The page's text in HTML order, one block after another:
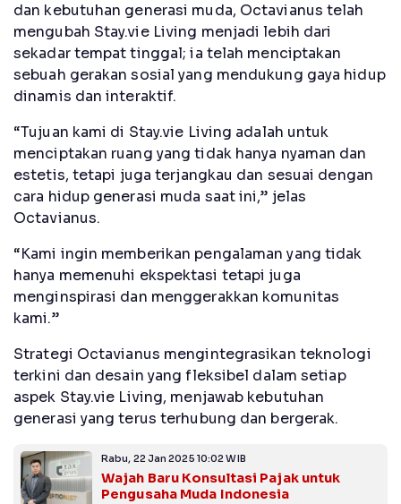
dan kebutuhan generasi muda, Octavianus telah
mengubah Stay.vie Living menjadi lebih dari
sekadar tempat tinggal; ia telah menciptakan
sebuah gerakan sosial yang mendukung gaya hidup
dinamis dan interaktif.
“Tujuan kami di Stay.vie Living adalah untuk
menciptakan ruang yang tidak hanya nyaman dan
estetis, tetapi juga terjangkau dan sesuai dengan
cara hidup generasi muda saat ini,” jelas
Octavianus.
“Kami ingin memberikan pengalaman yang tidak
hanya memenuhi ekspektasi tetapi juga
menginspirasi dan menggerakkan komunitas
kami.”
Strategi Octavianus mengintegrasikan teknologi
terkini dan desain yang fleksibel dalam setiap
aspek Stay.vie Living, menjawab kebutuhan
generasi yang terus terhubung dan bergerak.
Rabu, 22 Jan 2025 10:02 WIB
Wajah Baru Konsultasi Pajak untuk
Pengusaha Muda Indonesia